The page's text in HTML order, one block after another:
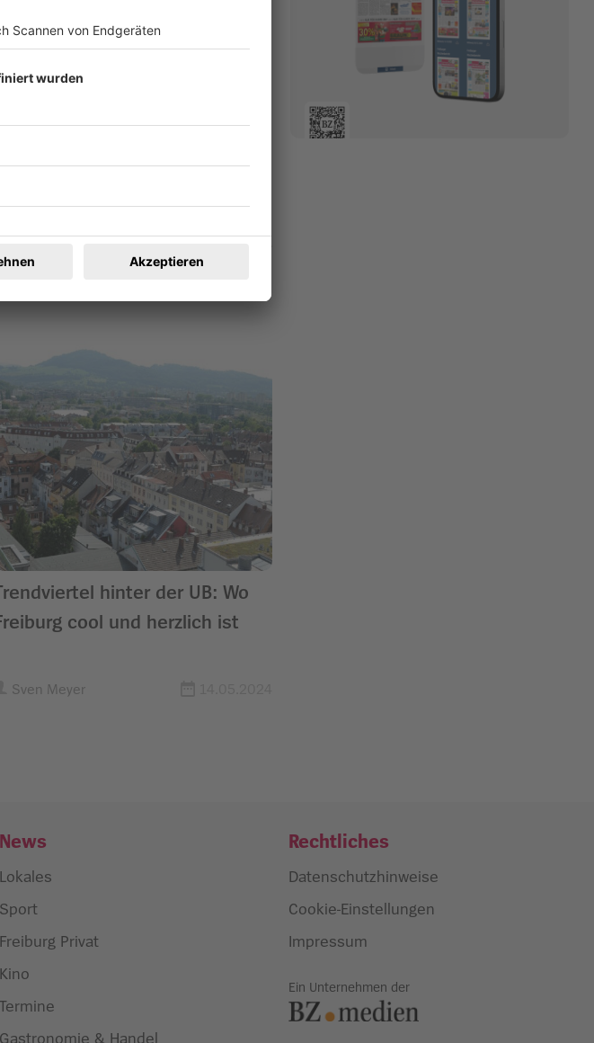
und SC hatten sich bereits kurz nach
Fußballfans für ihre Geduld und
hinter der UB: Wo
cool und herzlich ist
Sven Meyer
News
Lokales
Sport
Freiburg Privat
Kino
Termine
Gastronomie & Handel
Rechtliches
Datenschutzhinweise
Cookie-Einstellungen
Impressum
Ein Unternehmen der